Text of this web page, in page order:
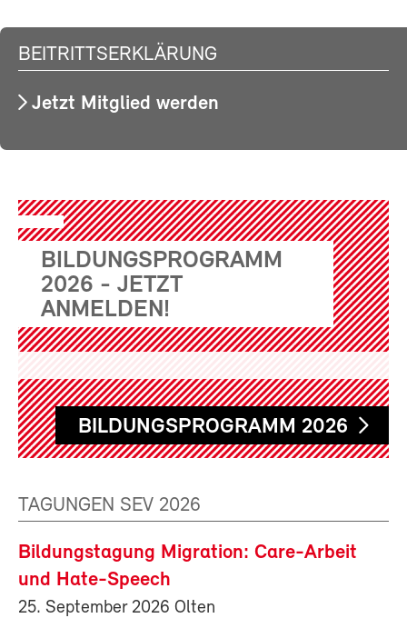
BEITRITTSERKLÄRUNG
Jetzt Mitglied werden
BILDUNGSPROGRAMM
2026 - JETZT
ANMELDEN!
BILDUNGSPROGRAMM 2026
TAGUNGEN SEV 2026
Bildungstagung Migration: Care-Arbeit
und Hate-Speech
25. September 2026 Olten